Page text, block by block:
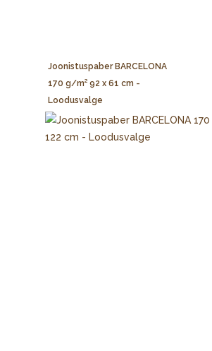
Joonistuspaber BARCELONA
170 g/m² 92 x 61 cm -
Loodusvalge